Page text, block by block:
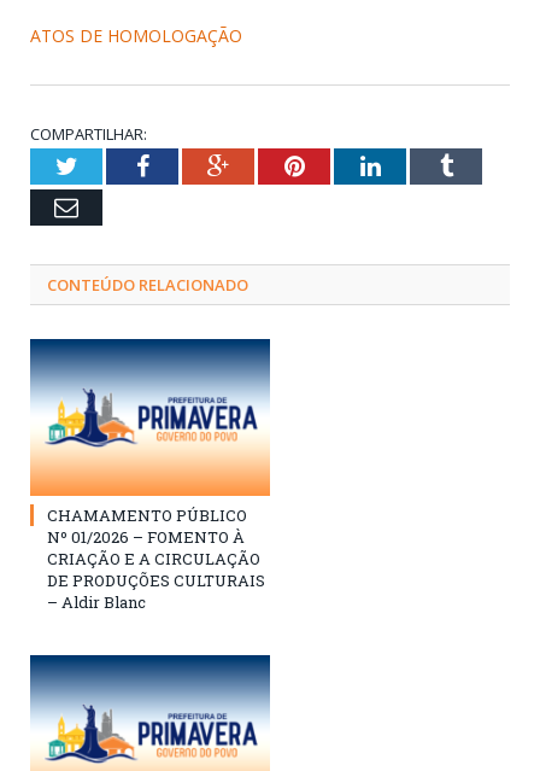
ATOS DE HOMOLOGAÇÃO
COMPARTILHAR:
TwitterFacebookGoogle+PinterestLinkedInTumblr
Email
CONTEÚDO RELACIONADO
CHAMAMENTO PÚBLICO
Nº 01/2026 – FOMENTO À
CRIAÇÃO E A CIRCULAÇÃO
DE PRODUÇÕES CULTURAIS
– Aldir Blanc